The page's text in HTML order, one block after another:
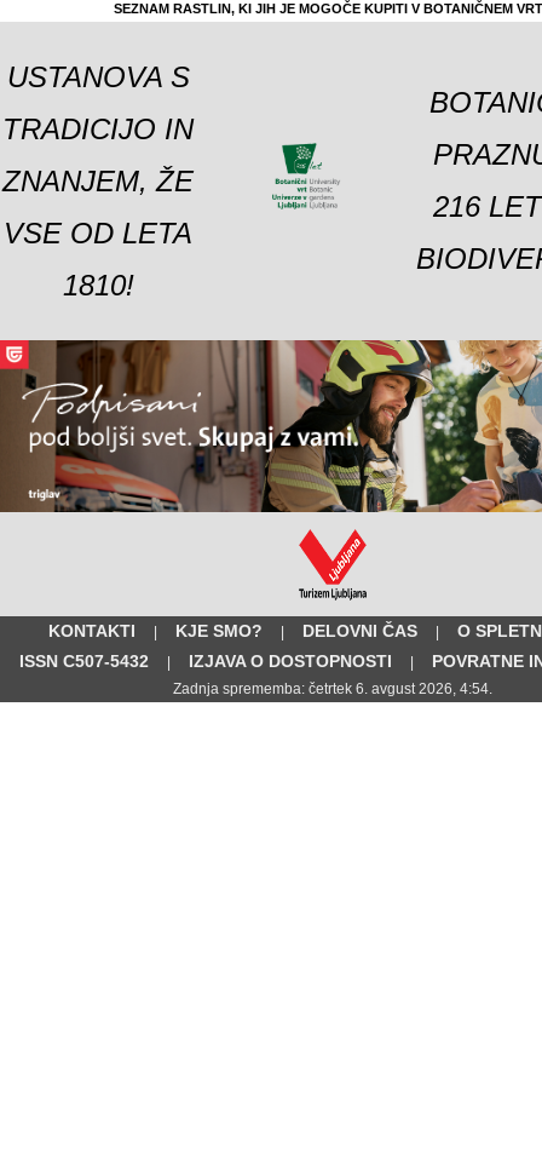
SEZNAM RASTLIN, KI JIH JE MOGOČE KUPITI V BOTANIČNEM
USTANOVA S
TRADICIJO IN
ZNANJEM, ŽE
VSE OD LETA
1810!
216
KONTAKTI | KJE SMO? | DELOVNI ČAS |
O
ISSN C507-5432
| IZJAVA O DOSTOPNOSTI | POVRATNE
Zadnja sprememba: četrtek 6. avgust 2026, 4:54.